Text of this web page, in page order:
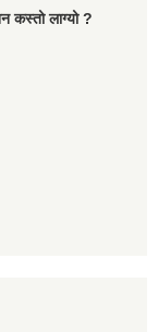
कस्तो लाग्यो ?